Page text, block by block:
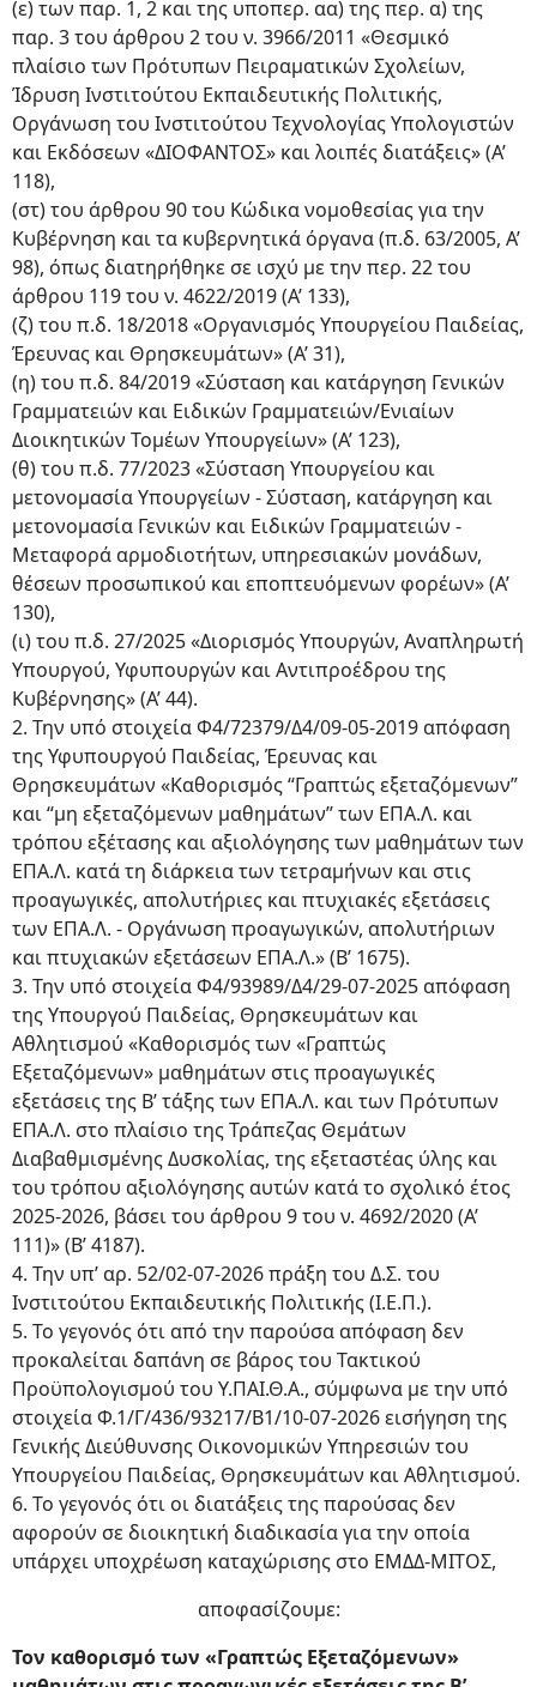
(ε) των παρ. 1, 2 και της υποπερ. αα) της περ. α) της
παρ. 3 του άρθρου 2 του ν. 3966/2011 «Θεσμικό
πλαίσιο των Πρότυπων Πειραματικών Σχολείων,
Ίδρυση Ινστιτούτου Εκπαιδευτικής Πολιτικής,
Οργάνωση του Ινστιτούτου Τεχνολογίας Υπολογιστών
και Εκδόσεων «ΔΙΟΦΑΝΤΟΣ» και λοιπές διατάξεις» (Α’
118),
(στ) του άρθρου 90 του Κώδικα νομοθεσίας για την
Κυβέρνηση και τα κυβερνητικά όργανα (π.δ. 63/2005, Α’
98), όπως διατηρήθηκε σε ισχύ με την περ. 22 του
άρθρου 119 του ν. 4622/2019 (Α’ 133),
(ζ) του π.δ. 18/2018 «Οργανισμός Υπουργείου Παιδείας,
Έρευνας και Θρησκευμάτων» (Α’ 31),
(η) του π.δ. 84/2019 «Σύσταση και κατάργηση Γενικών
Γραμματειών και Ειδικών Γραμματειών/Ενιαίων
Διοικητικών Τομέων Υπουργείων» (Α’ 123),
(θ) του π.δ. 77/2023 «Σύσταση Υπουργείου και
μετονομασία Υπουργείων - Σύσταση, κατάργηση και
μετονομασία Γενικών και Ειδικών Γραμματειών -
Μεταφορά αρμοδιοτήτων, υπηρεσιακών μονάδων,
θέσεων προσωπικού και εποπτευόμενων φορέων» (Α’
130),
(ι) του π.δ. 27/2025 «Διορισμός Υπουργών, Αναπληρωτή
Υπουργού, Υφυπουργών και Αντιπροέδρου της
Κυβέρνησης» (Α’ 44).
2. Την υπό στοιχεία Φ4/72379/Δ4/09-05-2019 απόφαση
της Υφυπουργού Παιδείας, Έρευνας και
Θρησκευμάτων «Καθορισμός “Γραπτώς εξεταζόμενων”
και “μη εξεταζόμενων μαθημάτων” των ΕΠΑ.Λ. και
τρόπου εξέτασης και αξιολόγησης των μαθημάτων των
ΕΠΑ.Λ. κατά τη διάρκεια των τετραμήνων και στις
προαγωγικές, απολυτήριες και πτυχιακές εξετάσεις
των ΕΠΑ.Λ. - Οργάνωση προαγωγικών, απολυτήριων
και πτυχιακών εξετάσεων ΕΠΑ.Λ.» (Β’ 1675).
3. Την υπό στοιχεία Φ4/93989/Δ4/29-07-2025 απόφαση
της Υπουργού Παιδείας, Θρησκευμάτων και
Αθλητισμού «Καθορισμός των «Γραπτώς
Εξεταζόμενων» μαθημάτων στις προαγωγικές
εξετάσεις της B’ τάξης των ΕΠΑ.Λ. και των Πρότυπων
ΕΠΑ.Λ. στο πλαίσιο της Τράπεζας Θεμάτων
Διαβαθμισμένης Δυσκολίας, της εξεταστέας ύλης και
του τρόπου αξιολόγησης αυτών κατά το σχολικό έτος
2025-2026, βάσει του άρθρου 9 του ν. 4692/2020 (Α’
111)» (Β’ 4187).
4. Την υπ’ αρ. 52/02-07-2026 πράξη του Δ.Σ. του
Ινστιτούτου Εκπαιδευτικής Πολιτικής (Ι.Ε.Π.).
5. Το γεγονός ότι από την παρούσα απόφαση δεν
προκαλείται δαπάνη σε βάρος του Τακτικού
Προϋπολογισμού του Υ.ΠΑΙ.Θ.Α., σύμφωνα με την υπό
στοιχεία Φ.1/Γ/436/93217/Β1/10-07-2026 εισήγηση της
Γενικής Διεύθυνσης Οικονομικών Υπηρεσιών του
Υπουργείου Παιδείας, Θρησκευμάτων και Αθλητισμού.
6. Το γεγονός ότι οι διατάξεις της παρούσας δεν
αφορούν σε διοικητική διαδικασία για την οποία
υπάρχει υποχρέωση καταχώρισης στο ΕΜΔΔ-ΜΙΤΟΣ,
αποφασίζουμε:
Τον καθορισμό των «Γραπτώς Εξεταζόμενων»